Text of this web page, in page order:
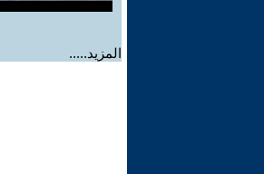
المزيد.....